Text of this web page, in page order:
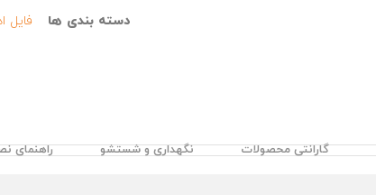
دسته بندی ها فایل
گارانتی محصولات نگهداری و شستشو راهنمای